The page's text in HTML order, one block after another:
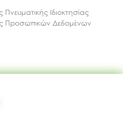
Ιδιοκτησίας
Προσωπικών Δεδομένων